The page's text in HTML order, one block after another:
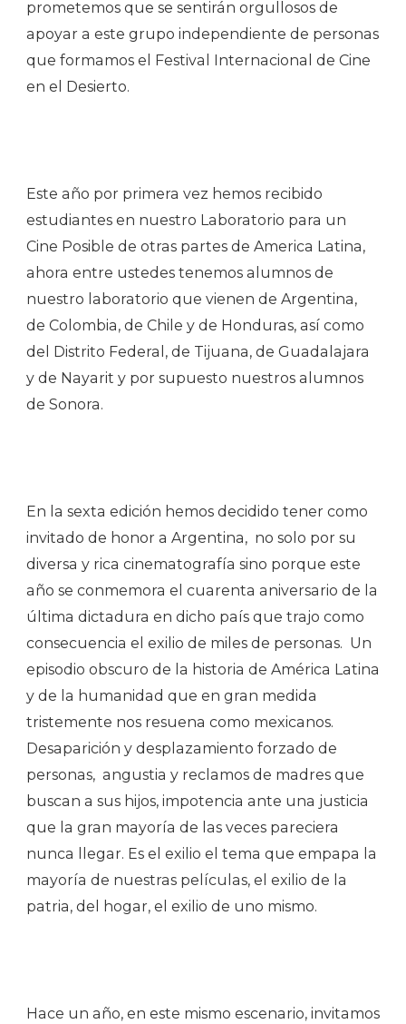
prometemos que se sentirán orgullosos de
apoyar a este grupo independiente de personas
que formamos el Festival Internacional de Cine
en el Desierto.
Este año por primera vez hemos recibido
estudiantes en nuestro Laboratorio para un
Cine Posible de otras partes de America Latina,
ahora entre ustedes tenemos alumnos de
nuestro laboratorio que vienen de Argentina,
de Colombia, de Chile y de Honduras, así como
del Distrito Federal, de Tijuana, de Guadalajara
y de Nayarit y por supuesto nuestros alumnos
de Sonora.
En la sexta edición hemos decidido tener como
invitado de honor a Argentina, no solo por su
diversa y rica cinematografía sino porque este
año se conmemora el cuarenta aniversario de la
última dictadura en dicho país que trajo como
consecuencia el exilio de miles de personas. Un
episodio obscuro de la historia de América Latina
y de la humanidad que en gran medida
tristemente nos resuena como mexicanos.
Desaparición y desplazamiento forzado de
personas, angustia y reclamos de madres que
buscan a sus hijos, impotencia ante una justicia
que la gran mayoría de las veces pareciera
nunca llegar. Es el exilio el tema que empapa la
mayoría de nuestras películas, el exilio de la
patria, del hogar, el exilio de uno mismo.
Hace un año, en este mismo escenario, invitamos